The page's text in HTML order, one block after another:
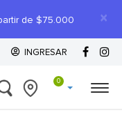
×
de $75.000
INGRESAR
0